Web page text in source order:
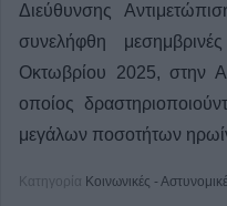
Διεύθυνσης
συνελήφθη
Οκτωβρίου 2025, στην
οποίος
μεγάλων ποσοτήτων
Κατηγορία Κοινωνικές -